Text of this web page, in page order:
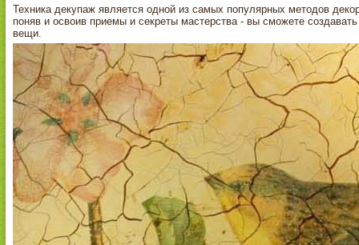
Техника декупаж является одной из самых популярных методов
поняв и освоив приемы и секреты мастерства - вы сможете
вещи.